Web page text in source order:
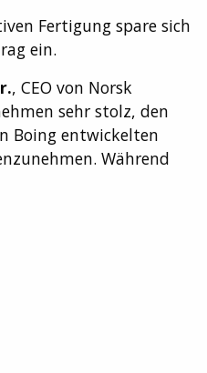
Fertigung spare sich
ein.
, CEO von Norsk
sehr stolz, den
Boing entwickelten
Während